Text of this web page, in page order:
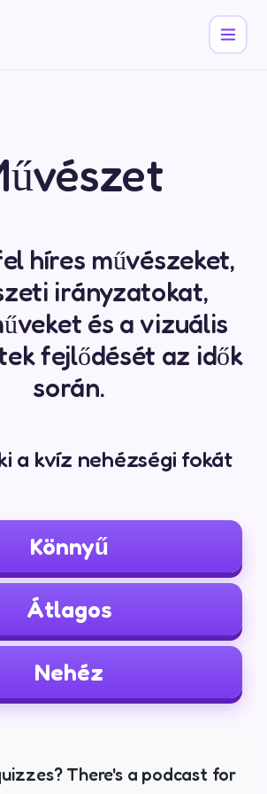
híres művészeket,
irányzatokat,
és a vizuális
fejlődését az idők
során.
a kvíz nehézségi fokát
Könnyű
Átlagos
Nehéz
There's a podcast for